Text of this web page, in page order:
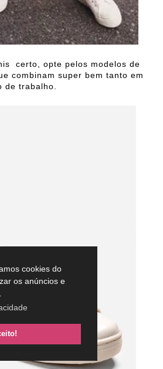
cookies do
os anúncios e
certo, opte pelos modelos de
combinam super bem tanto em
de trabalho.